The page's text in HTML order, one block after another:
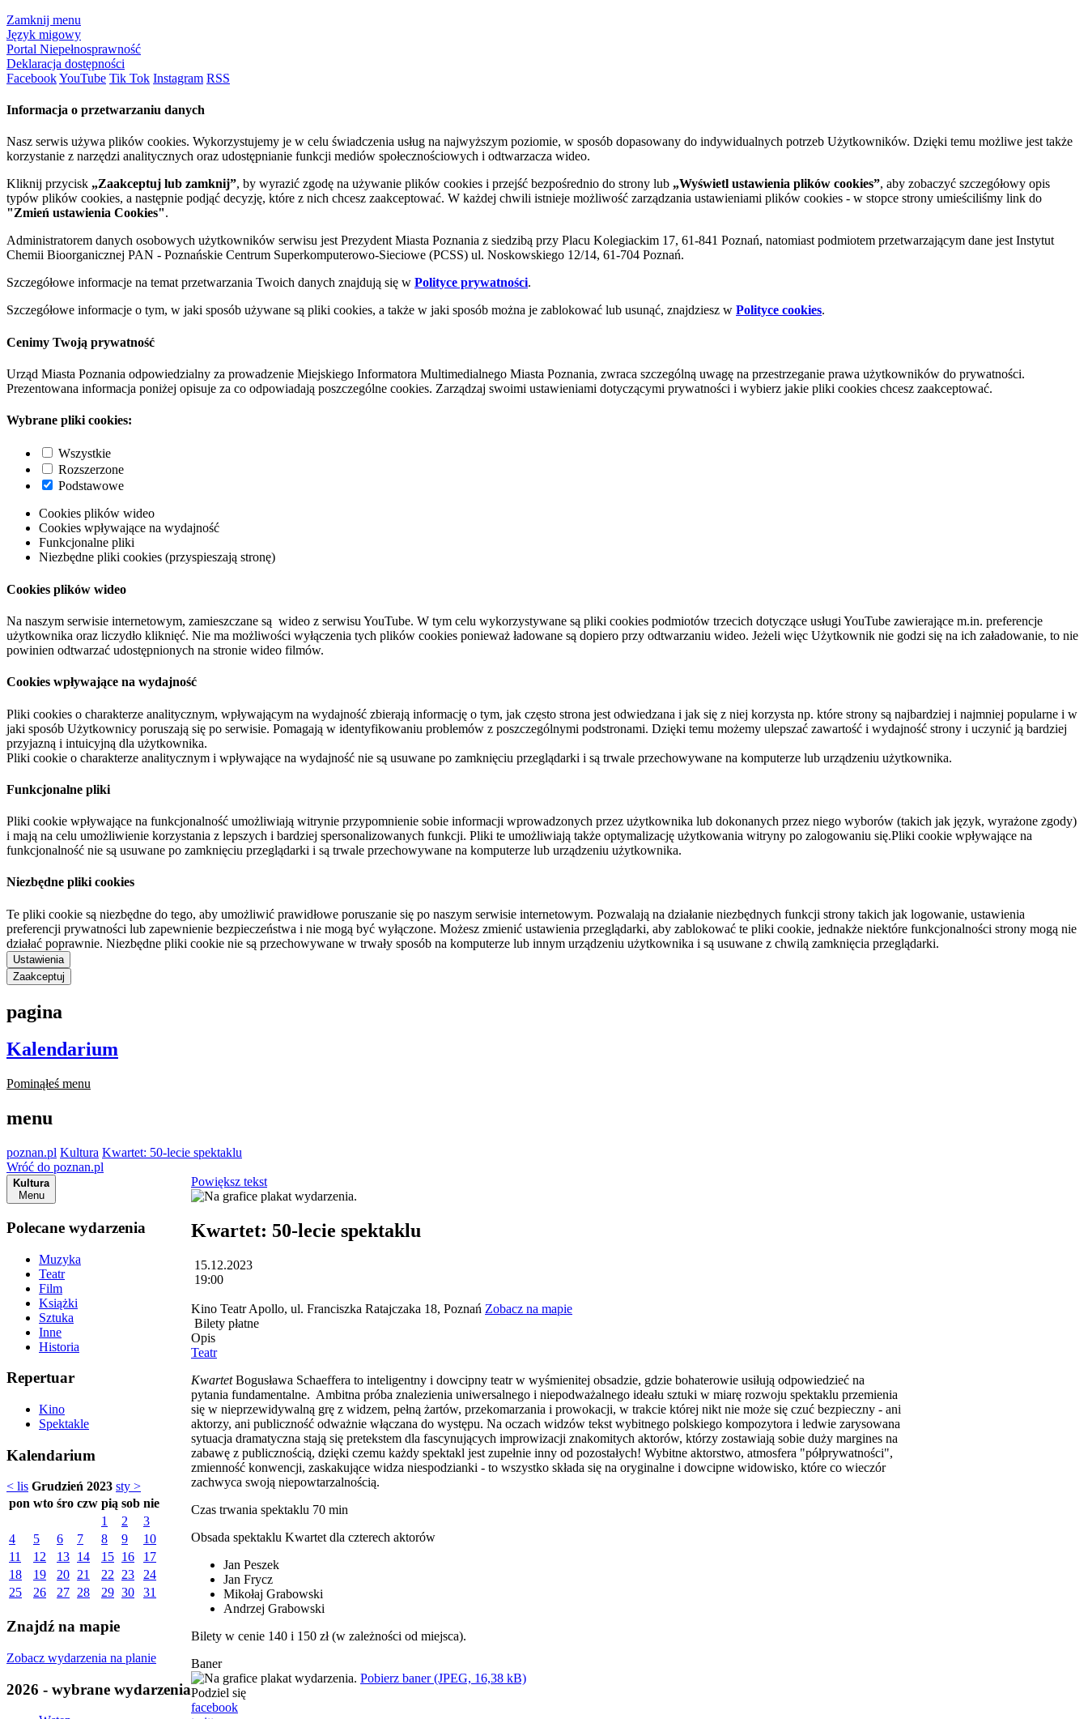
Zamknij menu
Język migowy
Portal Niepełnosprawność
Deklaracja dostępności
FacebookYouTube Tik Tok Instagram RSS
Informacja o przetwarzaniu danych
Nasz serwis używa plików cookies. Wykorzystujemy je w celu świadczenia usług na najwyższym poziomie, w sposób dopasowany do indywidualnych potrzeb Użytkowników. Dzięki temu możliwe jest także
korzystanie z narzędzi analitycznych oraz udostępnianie funkcji mediów społecznościowych i odtwarzacza wideo.
Kliknij przycisk „Zaakceptuj lub zamknij”, by wyrazić zgodę na używanie plików cookies i przejść bezpośrednio do strony lub „Wyświetl ustawienia plików cookies”, aby zobaczyć szczegółowy opis
typów plików cookies, a następnie podjąć decyzję, które z nich chcesz zaakceptować. W każdej chwili istnieje możliwość zarządzania ustawieniami plików cookies - w stopce strony umieściliśmy link do
"Zmień ustawienia Cookies".
Administratorem danych osobowych użytkowników serwisu jest Prezydent Miasta Poznania z siedzibą przy Placu Kolegiackim 17, 61-841 Poznań, natomiast podmiotem przetwarzającym dane jest Instytut
Chemii Bioorganicznej PAN - Poznańskie Centrum Superkomputerowo-Sieciowe (PCSS) ul. Noskowskiego 12/14, 61-704 Poznań.
Szczegółowe informacje na temat przetwarzania Twoich danych znajdują się w Polityce prywatności.
Szczegółowe informacje o tym, w jaki sposób używane są pliki cookies, a także w jaki sposób można je zablokować lub usunąć, znajdziesz w Polityce cookies.
Cenimy Twoją prywatność
Urząd Miasta Poznania odpowiedzialny za prowadzenie Miejskiego Informatora Multimedialnego Miasta Poznania, zwraca szczególną uwagę na przestrzeganie prawa użytkowników do prywatności.
Prezentowana informacja poniżej opisuje za co odpowiadają poszczególne cookies. Zarządzaj swoimi ustawieniami dotyczącymi prywatności i wybierz jakie pliki cookies chcesz zaakceptować.
Wybrane pliki cookies:
Wszystkie
Rozszerzone
Podstawowe
Cookies plików wideo
Cookies wpływające na wydajność
Funkcjonalne pliki
Niezbędne pliki cookies (przyspieszają stronę)
Cookies plików wideo
Na naszym serwisie internetowym, zamieszczane są wideo z serwisu YouTube. W tym celu wykorzystywane są pliki cookies podmiotów trzecich dotyczące usługi YouTube zawierające m.in. preferencje
użytkownika oraz liczydło kliknięć. Nie ma możliwości wyłączenia tych plików cookies ponieważ ładowane są dopiero przy odtwarzaniu wideo. Jeżeli więc Użytkownik nie godzi się na ich załadowanie, to nie
powinien odtwarzać udostępnionych na stronie wideo filmów.
Cookies wpływające na wydajność
Pliki cookies o charakterze analitycznym, wpływającym na wydajność zbierają informację o tym, jak często strona jest odwiedzana i jak się z niej korzysta np. które strony są najbardziej i najmniej popularne i w
jaki sposób Użytkownicy poruszają się po serwisie. Pomagają w identyfikowaniu problemów z poszczególnymi podstronami. Dzięki temu możemy ulepszać zawartość i wydajność strony i uczynić ją bardziej
przyjazną i intuicyjną dla użytkownika.
Pliki cookie o charakterze analitycznym i wpływające na wydajność nie są usuwane po zamknięciu przeglądarki i są trwale przechowywane na komputerze lub urządzeniu użytkownika.
Funkcjonalne pliki
Pliki cookie wpływające na funkcjonalność umożliwiają witrynie przypomnienie sobie informacji wprowadzonych przez użytkownika lub dokonanych przez niego wyborów (takich jak język, wyrażone zgody)
i mają na celu umożliwienie korzystania z lepszych i bardziej spersonalizowanych funkcji. Pliki te umożliwiają także optymalizację użytkowania witryny po zalogowaniu się.Pliki cookie wpływające na
funkcjonalność nie są usuwane po zamknięciu przeglądarki i są trwale przechowywane na komputerze lub urządzeniu użytkownika.
Niezbędne pliki cookies
Te pliki cookie są niezbędne do tego, aby umożliwić prawidłowe poruszanie się po naszym serwisie internetowym. Pozwalają na działanie niezbędnych funkcji strony takich jak logowanie, ustawienia
preferencji prywatności lub zapewnienie bezpieczeństwa i nie mogą być wyłączone. Możesz zmienić ustawienia przeglądarki, aby zablokować te pliki cookie, jednakże niektóre funkcjonalności strony mogą nie
działać poprawnie. Niezbędne pliki cookie nie są przechowywane w trwały sposób na komputerze lub innym urządzeniu użytkownika i są usuwane z chwilą zamknięcia przeglądarki.
Ustawienia
Zaakceptuj
pagina
Kalendarium
Pominąłeś menu
menu
poznan.pl Kultura Kwartet: 50-lecie spektaklu
Wróć do poznan.pl
Kultura
Menu
Polecane wydarzenia
Muzyka
Teatr
Film
Książki
Sztuka
Inne
Historia
Repertuar
Kino
Spektakle
Kalendarium
< lis Grudzień 2023 sty >
pon wto śro czw pią sob nie
1
2
3
4
5 6 7 8 9
10
11
12 13 14 15 16
17
18
19 20 21 22 23
24
25
26 27 28 29 30 31
Znajdź na mapie
Zobacz wydarzenia na planie
2026 - wybrane wydarzenia
Powiększ tekst
Kwartet: 50-lecie spektaklu
15.12.2023
19:00
Kino Teatr Apollo, ul. Franciszka Ratajczaka 18, Poznań Zobacz na mapie
Bilety płatne
Opis
Teatr
KwartetBogusława Schaeffera to inteligentny i dowcipny teatr w wyśmienitej obsadzie, gdzie bohaterowie usiłują odpowiedzieć na
pytania fundamentalne. Ambitna próba znalezienia uniwersalnego i niepodważalnego ideału sztuki w miarę rozwoju spektaklu przemienia
się w nieprzewidywalną grę z widzem, pełną żartów, przekomarzania i prowokacji, w trakcie której nikt nie może się czuć bezpieczny - ani
aktorzy, ani publiczność odważnie włączana do występu. Na oczach widzów tekst wybitnego polskiego kompozytora i ledwie zarysowana
sytuacja dramatyczna stają się pretekstem dla fascynujących improwizacji znakomitych aktorów, którzy zostawiają sobie duży margines na
zabawę z publicznością, dzięki czemu każdy spektakl jest zupełnie inny od pozostałych! Wybitne aktorstwo, atmosfera "półprywatności",
zmienność konwencji, zaskakujące widza niespodzianki - to wszystko składa się na oryginalne i dowcipne widowisko, które co wieczór
zachwyca swoją niepowtarzalnością.
Czas trwania spektaklu 70 min
Obsada spektaklu Kwartet dla czterech aktorów
Jan Peszek
Jan Frycz
Mikołaj Grabowski
Andrzej Grabowski
Bilety w cenie 140 i 150 zł (w zależności od miejsca).
Baner
Pobierz baner (JPEG, 16,38 kB)
Podziel się
facebook